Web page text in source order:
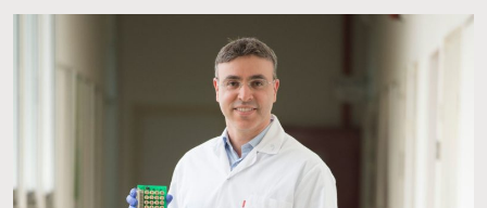
קשרי תעשייה